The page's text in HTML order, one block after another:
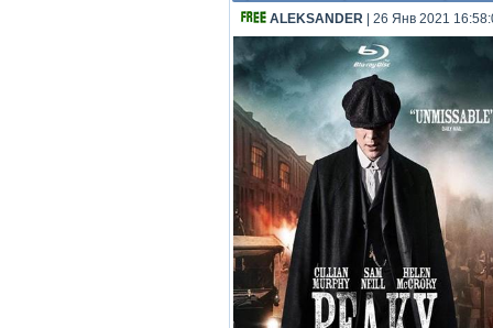
ALEKSANDER | 26 Янв 2021